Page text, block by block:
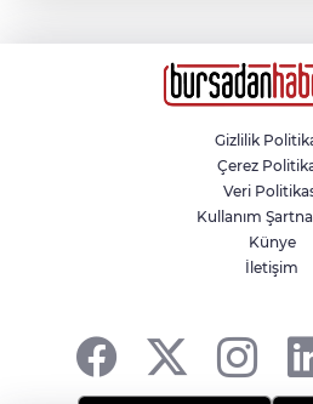
Kumsalın
Kocaeli’de
6 tutuklama
Gizlilik
Çerez
Veri
Kullanım
Künye
İletişim